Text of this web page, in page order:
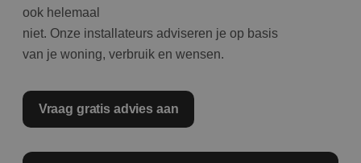
ook helemaal
niet. Onze installateurs adviseren je op basis
van je woning, verbruik en wensen.
Vraag gratis advies aan